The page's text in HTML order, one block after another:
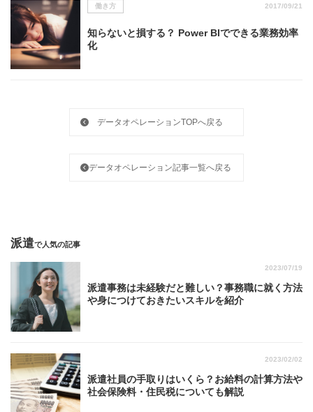
働き方 2017/09/21
知らないと損する？ Power BIでできる業務効率
化
データオペレーションTOPへ戻る
データオペレーション記事一覧へ戻る
派遣で人気の記事
2023/07/19
派遣事務は未経験だと難しい？事務職に就く方法
や身につけておきたいスキルを紹介
2023/02/02
派遣社員の手取りはいくら？お給料の計算方法や
社会保険料・住民税についても解説